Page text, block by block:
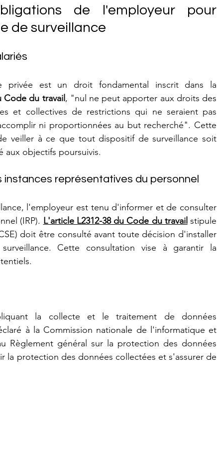
de l'employeur pour
de surveillance
est un droit fondamental inscrit dans la
Code du travail , "nul ne peut apporter aux droits des
et collectives de restrictions qui ne seraient pas
ni proportionnées au but recherché". Cette
veiller à ce que tout dispositif de surveillance soit
aux objectifs poursuivis.
représentatives du personnel
l'employeur est tenu d'informer et de consulter
(IRP). L'article L2312-38 du Code du travail stipule
doit être consulté avant toute décision d'installer
Cette consultation vise à garantir la
la collecte et le traitement de données
à la Commission nationale de l'informatique et
Règlement général sur la protection des données
la protection des données collectées et s'assurer de